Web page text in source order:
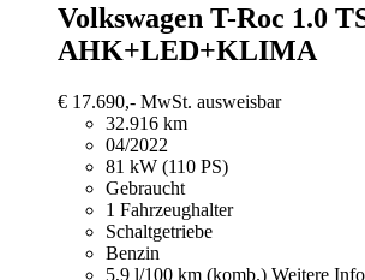
Volkswagen T-Roc 1.0
AHK+LED+KLIMA
€ 17.690,- MwSt. ausweisbar
32.916 km
04/2022
81 kW (110 PS)
Gebraucht
1 Fahrzeughalter
Schaltgetriebe
Benzin
5,9 l/100 km (komb.) Weitere